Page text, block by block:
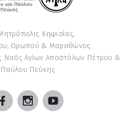
Κηφισίας,
Ωρωπού & Μαραθώνος
Ναός Αγίων Αποστόλων Πέτρου &
Παύλου Πεύκης